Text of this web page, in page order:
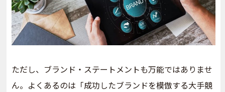
ただし、ブランド・ステートメントも万能ではありませ
ん。よくあるのは「成功したブランドを模倣する大手競